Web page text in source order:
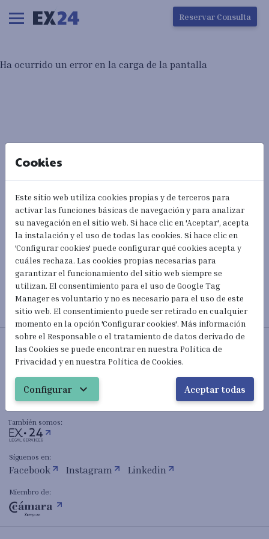
Ha ocurrido un error en la carga de la pantalla
Reservar Consulta
Ha ocurrido un error en la carga de la pantalla
Cookies
Este sitio web utiliza cookies propias y de terceros para
activar las funciones básicas de navegación y para analizar
su navegación en el sitio web. Si hace clic en 'Aceptar', acepta
la instalación y el uso de todas las cookies. Si hace clic en
'Configurar cookies' puede configurar qué cookies acepta y
cuáles rechaza. Las cookies propias necesarias para
garantizar el funcionamiento del sitio web siempre se
utilizan. El consentimiento para el uso de Google Tag
Manager es voluntario y no es necesario para el uso de este
sitio web. El consentimiento puede ser retirado en cualquier
momento en la opción 'Configurar cookies'. Más información
sobre el Responsable o el tratamiento de datos derivado de
las Cookies se puede encontrar en nuestra Política de
Privacidad y en nuestra Política de Cookies.
Configurar expand_more Aceptar todas
Abogados Extranjería y Nacionalidad
mail_outline hola@extranjeria24h.com
(+34) 601 023 820
También somos:
Síguenos en:
Facebook Instagram Linkedin
Miembro de: